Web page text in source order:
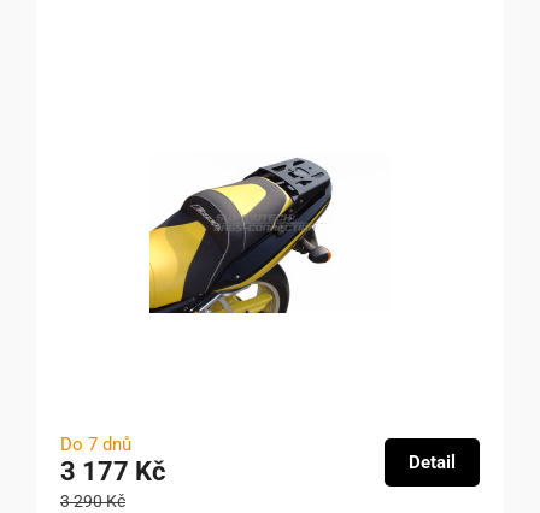
Do 7 dnů
3 177 Kč
3 290 Kč
Detail